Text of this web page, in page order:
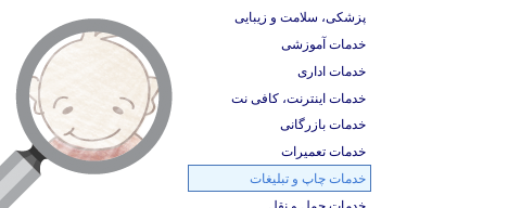
پزشکی، سلامت و زیبایی
خدمات آموزشی
خدمات اداری
خدمات اینترنت، کافی نت
خدمات بازرگانی
خدمات تعمیرات
خدمات چاپ و تبلیغات